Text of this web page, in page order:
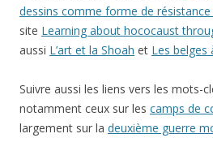
dessins comme forme de
site Learning about hococaust
aussi L’art et la Shoah et Les belges
Suivre aussi les liens vers les mots-
notamment ceux sur les camps de
largement sur la deuxième guerre